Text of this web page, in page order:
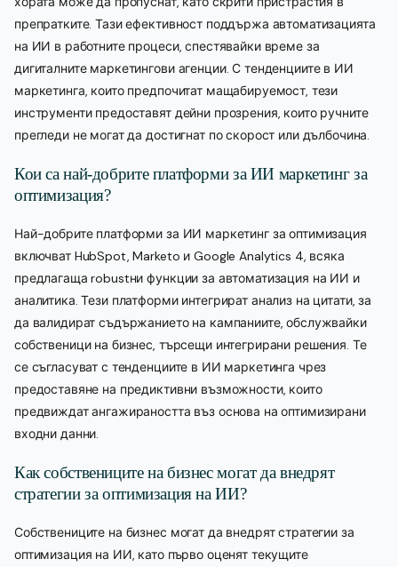
препратките. Тази ефективност поддържа автоматизацията
на ИИ в работните процеси, спестявайки време за
дигиталните маркетингови агенции. С тенденциите в ИИ
маркетинга, които предпочитат мащабируемост, тези
инструменти предоставят дейни прозрения, които ручните
прегледи не могат да достигнат по скорост или дълбочина.
Кои са най-добрите платформи за ИИ маркетинг за
оптимизация?
Най-добрите платформи за ИИ маркетинг за оптимизация
включват HubSpot, Marketo и Google Analytics 4, всяка
предлагаща robustни функции за автоматизация на ИИ и
аналитика. Тези платформи интегрират анализ на цитати, за
да валидират съдържанието на кампаниите, обслужвайки
собственици на бизнес, търсещи интегрирани решения. Те
се съгласуват с тенденциите в ИИ маркетинга чрез
предоставяне на предиктивни възможности, които
предвиждат ангажираността въз основа на оптимизирани
входни данни.
Как собствениците на бизнес могат да внедрят
стратегии за оптимизация на ИИ?
Собствениците на бизнес могат да внедрят стратегии за
оптимизация на ИИ, като първо оценят текущите